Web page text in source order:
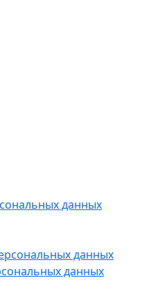
данных
данных
данных